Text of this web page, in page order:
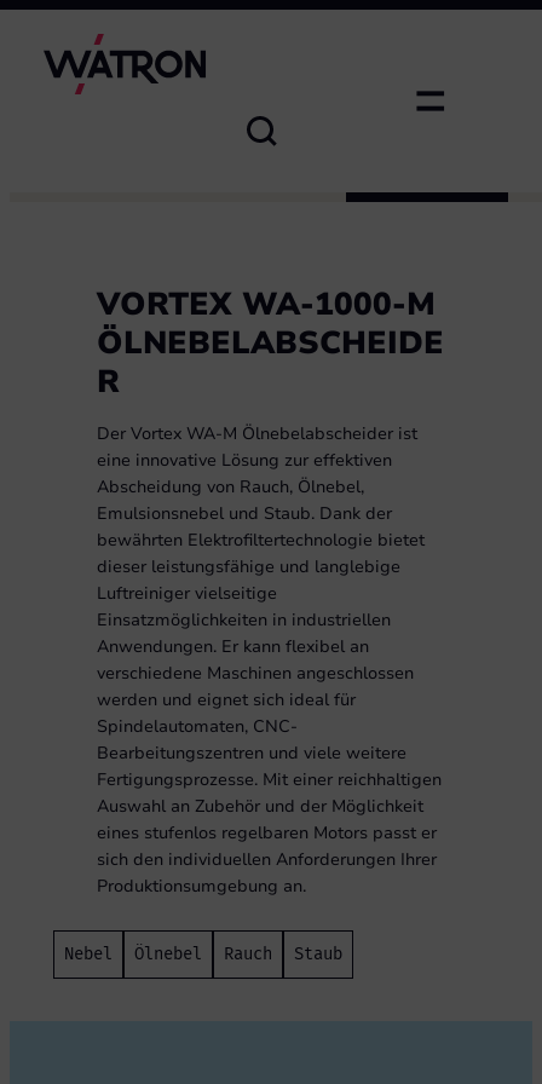
Inhalt
springen
Vortex WA-1000-M
VORTEX WA-1000-M
ÖLNEBELABSCHEIDE
R
Der Vortex WA-M Ölnebelabscheider ist
eine innovative Lösung zur effektiven
Abscheidung von Rauch, Ölnebel,
Emulsionsnebel und Staub. Dank der
bewährten Elektrofiltertechnologie bietet
dieser leistungsfähige und langlebige
Luftreiniger vielseitige
Einsatzmöglichkeiten in industriellen
Anwendungen. Er kann flexibel an
verschiedene Maschinen angeschlossen
werden und eignet sich ideal für
Spindelautomaten, CNC-
Bearbeitungszentren und viele weitere
Fertigungsprozesse. Mit einer reichhaltigen
Auswahl an Zubehör und der Möglichkeit
eines stufenlos regelbaren Motors passt er
sich den individuellen Anforderungen Ihrer
Produktionsumgebung an.
Nebel Ölnebel Rauch Staub
S
i
e
Name*
Straße, Nr.
Postleitzahl
Ort
Unternehmen
Telefonnummer